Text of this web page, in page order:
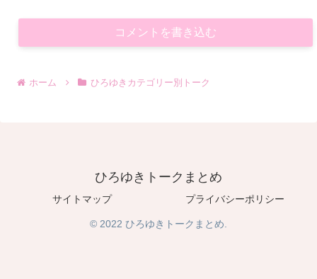
コメントを書き込む
ホーム ひろゆきカテゴリー別トーク
ひろゆきトークまとめ
サイトマップ プライバシーポリシー
© 2022 ひろゆきトークまとめ.